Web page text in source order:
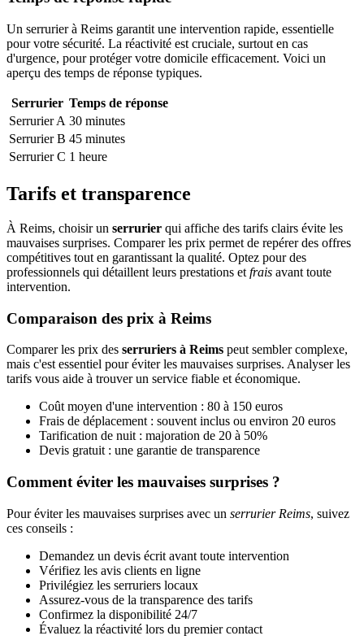
Un serrurier à Reims garantit une intervention rapide, essentielle
pour votre sécurité. La réactivité est cruciale, surtout en cas
d'urgence, pour protéger votre domicile efficacement. Voici un
aperçu des temps de réponse typiques.
Serrurier Temps de réponse
Serrurier A 30 minutes
Serrurier B 45 minutes
Serrurier C 1 heure
Tarifs et transparence
À Reims, choisir un serrurier qui affiche des tarifs clairs évite les
mauvaises surprises. Comparer les prix permet de repérer des offres
compétitives tout en garantissant la qualité. Optez pour des
professionnels qui détaillent leurs prestations et frais avant toute
intervention.
Comparaison des prix à Reims
Comparer les prix des serruriers à Reims peut sembler complexe,
mais c'est essentiel pour éviter les mauvaises surprises. Analyser les
tarifs vous aide à trouver un service fiable et économique.
Coût moyen d'une intervention : 80 à 150 euros
Frais de déplacement : souvent inclus ou environ 20 euros
Tarification de nuit : majoration de 20 à 50%
Devis gratuit : une garantie de transparence
Comment éviter les mauvaises surprises ?
Pour éviter les mauvaises surprises avec un serrurier Reims, suivez
ces conseils :
Demandez un devis écrit avant toute intervention
Vérifiez les avis clients en ligne
Privilégiez les serruriers locaux
Assurez-vous de la transparence des tarifs
Confirmez la disponibilité 24/7
Évaluez la réactivité lors du premier contact